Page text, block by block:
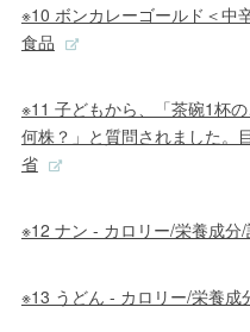
※10 ボンカレーゴールド＜中
食品
※11 子どもから、「茶碗1杯
何株？」と質問されました。
省
※12 ナン - カロリー/栄養成分
※13 うどん - カロリー/栄養成